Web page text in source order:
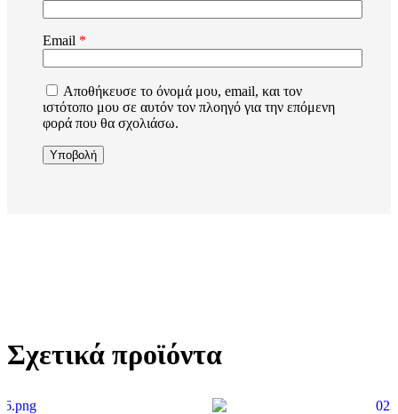
Email *
Αποθήκευσε το όνομά μου, email, και τον
ιστότοπο μου σε αυτόν τον πλοηγό για την επόμενη
φορά που θα σχολιάσω.
Σχετικά προϊόντα